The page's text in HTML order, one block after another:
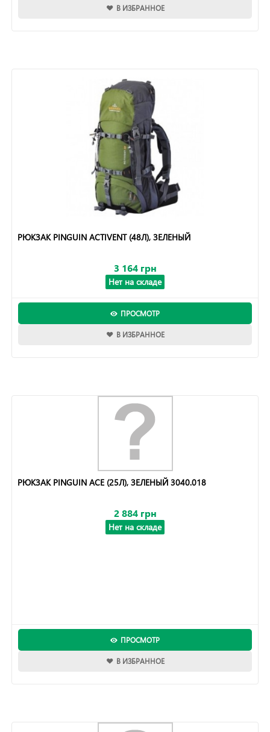
В ИЗБРАННОЕ
РЮКЗАК PINGUIN ACTIVENT (48Л), ЗЕЛЕНЫЙ
3 164 грн
Нет на складе
ПРОСМОТР
В ИЗБРАННОЕ
РЮКЗАК PINGUIN ACE (25Л), ЗЕЛЕНЫЙ 3040.018
2 884 грн
Нет на складе
ПРОСМОТР
В ИЗБРАННОЕ